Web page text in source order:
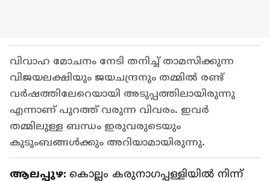
വിവാഹ മോചനം നേടി തനിച്ച് താമസിക്കുന്ന
വിജയലക്ഷിയും ജയചന്ദ്രനും തമ്മിൽ രണ്ട്
വർഷത്തിലേറെയായി അടുപ്പത്തിലായിരുന്നു
എന്നാണ് പുറത്ത് വരുന്ന വിവരം. ഇവർ
തമ്മിലുള്ള ബന്ധം ഇരുവരുടെയും
കുടുംബങ്ങൾക്കും അറിയാമായിരുന്നു.
ആലപ്പുഴ: കൊല്ലം കരുനാഗപ്പള്ളിയിൽ നിന്ന്